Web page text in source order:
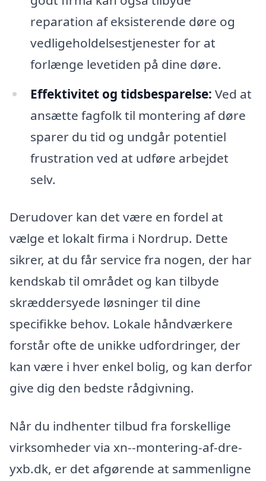
reparation af eksisterende døre og
vedligeholdelsestjenester for at
forlænge levetiden på dine døre.
Effektivitet og tidsbesparelse: Ved at
ansætte fagfolk til montering af døre
sparer du tid og undgår potentiel
frustration ved at udføre arbejdet
selv.
Derudover kan det være en fordel at
vælge et lokalt firma i Nordrup. Dette
sikrer, at du får service fra nogen, der har
kendskab til området og kan tilbyde
skræddersyede løsninger til dine
specifikke behov. Lokale håndværkere
forstår ofte de unikke udfordringer, der
kan være i hver enkel bolig, og kan derfor
give dig den bedste rådgivning.
Når du indhenter tilbud fra forskellige
virksomheder via xn--montering-af-dre-
yxb.dk, er det afgørende at sammenligne